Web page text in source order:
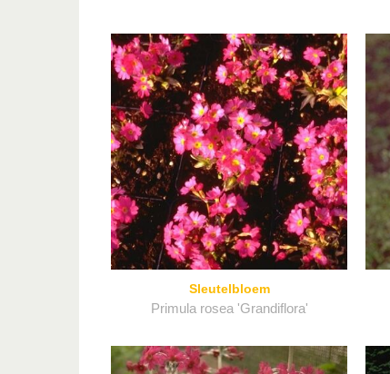
Sleutelbloem
Primula rosea 'Grandiflora'